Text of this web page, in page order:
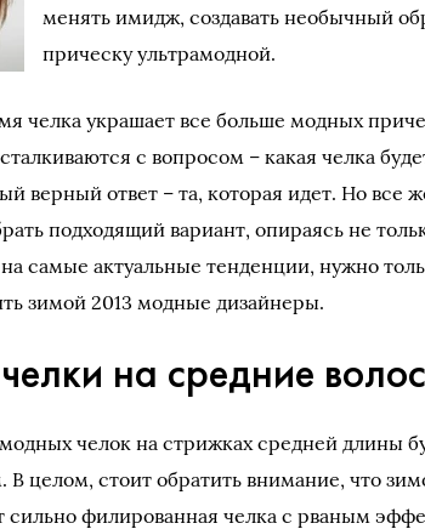
менять имидж, создавать необычный
прическу ультрамодной.
челка украшает все больше модных
с вопросом – какая челка
верный ответ – та, которая идет. Но все
подходящий вариант, опираясь не
самые актуальные тенденции, нужно
зимой 2013 модные дизайнеры.
на средние
челок на стрижках средней длины
целом, стоит обратить внимание, что
сильно филированная челка с рваным